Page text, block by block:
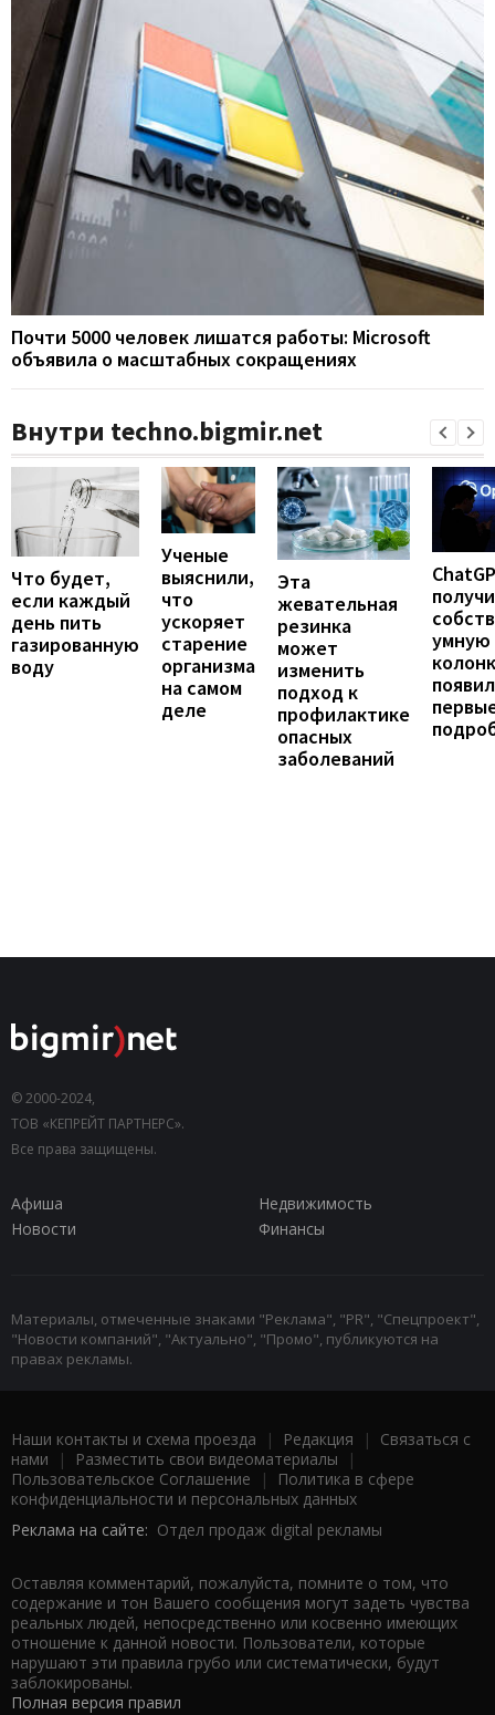
Почти 5000 человек лишатся работы: Microsoft
объявила о масштабных сокращениях
Внутри techno.bigmir.net
Что будет,
если каждый
день пить
газированную
воду
Ученые
выяснили,
что
ускоряет
старение
организма
на самом
деле
Эта
жевательная
резинка
может
изменить
подход к
профилактике
опасных
заболеваний
умную
© 2000-2024,
ТОВ «КЕПРЕЙТ ПАРТНЕРС».
Все права защищены.
Афиша
Недвижимость
Новости
Финансы
Материалы, отмеченные знаками "Реклама", "PR", "Спецпроект",
"Новости компаний", "Актуально", "Промо", публикуются на
правах рекламы.
Наши контакты и схема проезда | Редакция | Связаться с
нами | Разместить свои видеоматериалы |
Пользовательское Соглашение |
Политика в сфере
конфиденциальности и персональных данных
Реклама на сайте: Отдел продаж digital рекламы
Оставляя комментарий, пожалуйста, помните о том, что
содержание и тон Вашего сообщения могут задеть чувства
реальных людей, непосредственно или косвенно имеющих
отношение к данной новости. Пользователи, которые
нарушают эти правила грубо или систематически, будут
заблокированы.
Полная версия правил